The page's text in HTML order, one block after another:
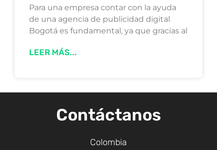
Para una empresa contar con la ayuda
de una agencia de publicidad digital
Bogotá es fundamental, ya que gracias al
LEER MÁS...
Contáctanos
Colombia